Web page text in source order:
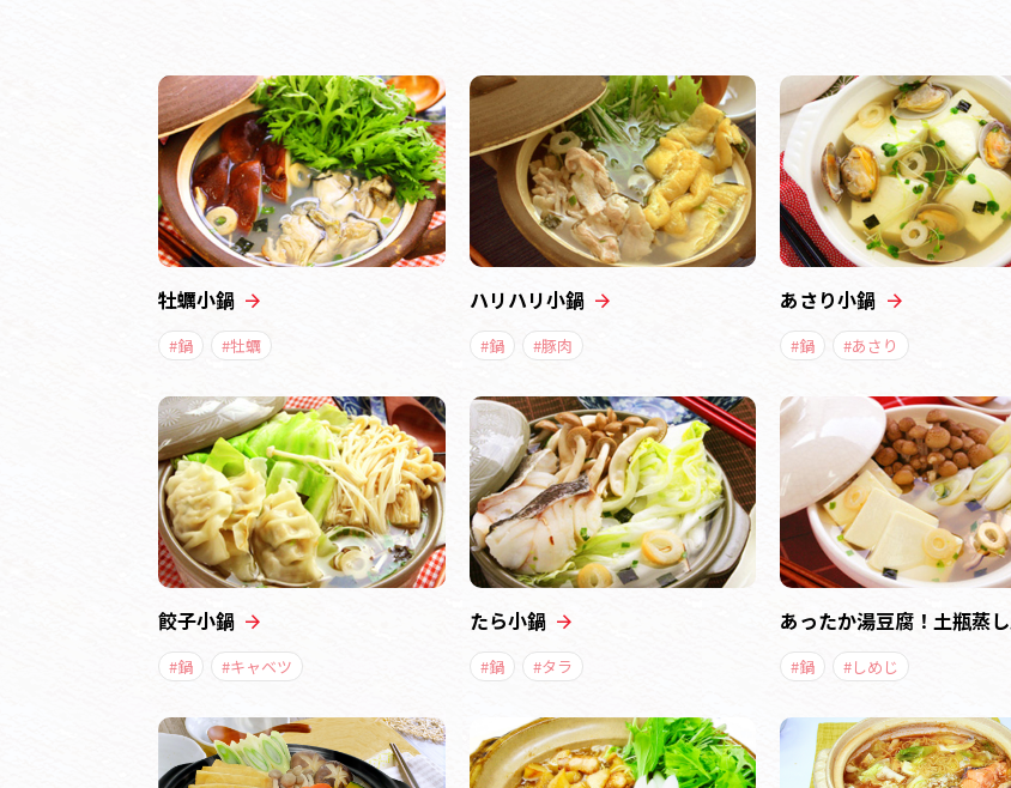
牡蠣小鍋
#鍋 #牡蠣
ハリハリ小鍋
#鍋 #豚肉
あさり小鍋
#鍋 #あさり
餃子小鍋
#鍋 #キャベツ
たら小鍋
#鍋 #タラ
あったか湯豆腐！土瓶蒸
#鍋 #しめじ